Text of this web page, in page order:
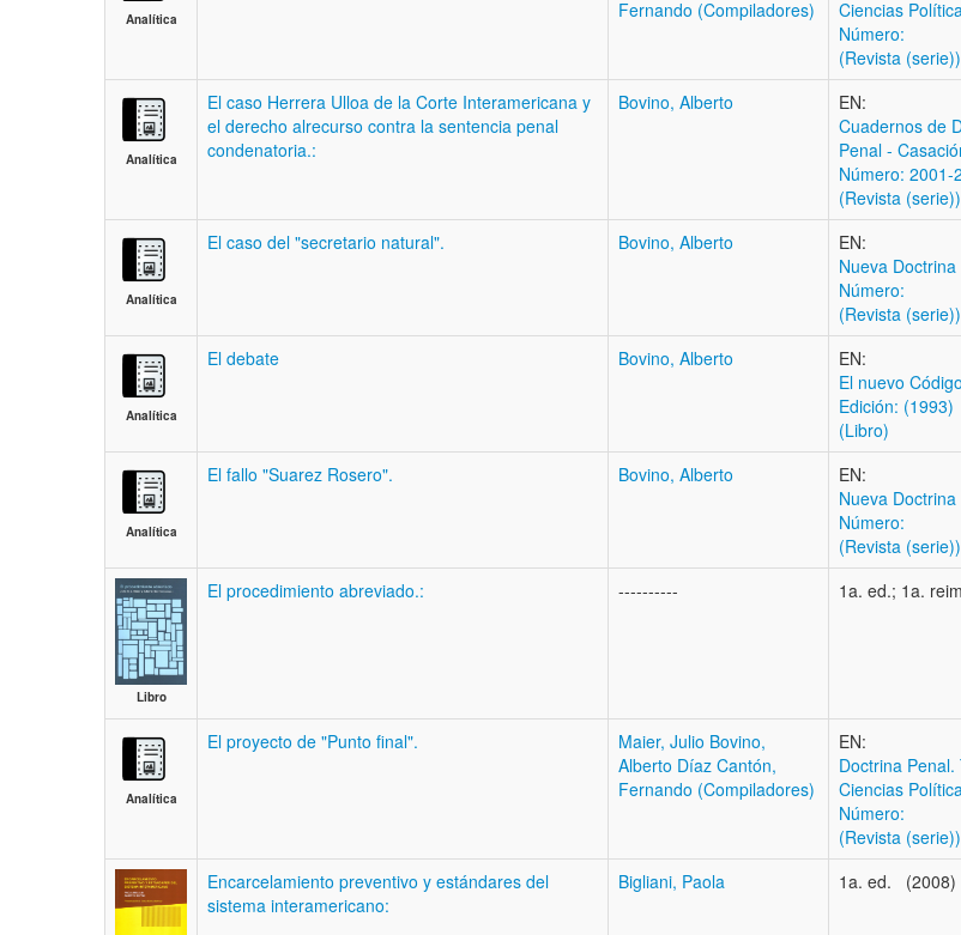
Analítica
Fernando (Compiladores)
Ciencias
Número:
(Revista (serie))
Analítica
El caso Herrera Ulloa de la Corte Interamericana y
el derecho alrecurso contra la sentencia penal
condenatoria.:
Bovino, Alberto
EN:
Cuadernos de
Penal -
Número: 2001-
(Revista (serie))
Analítica
El caso del "secretario natural". Bovino, Alberto
EN:
Nueva
Número:
(Revista (serie))
Analítica
El debate Bovino, Alberto
EN:
El nuevo
Edición: (1993)
(Libro)
Analítica
El fallo "Suarez Rosero". Bovino, Alberto
EN:
Nueva
Número:
(Revista (serie))
Libro
El procedimiento abreviado.: ---------- 1a. ed.; 1a.
Analítica
El proyecto de "Punto final".
Maier, Julio Bovino,
Alberto Díaz Cantón,
Fernando (Compiladores)
EN:
Doctrina
Ciencias
Número:
(Revista (serie))
Encarcelamiento preventivo y estándares del
sistema interamericano:
Bigliani, Paola 1a. ed. (2008)